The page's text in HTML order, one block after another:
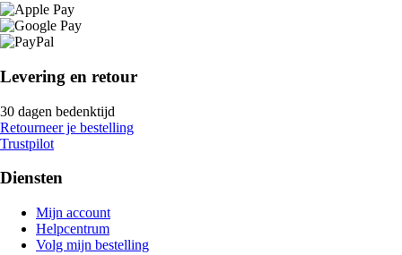
Levering en retour
30 dagen bedenktijd
Retourneer je bestelling
Trustpilot
Diensten
Mijn account
Helpcentrum
Volg mijn bestelling